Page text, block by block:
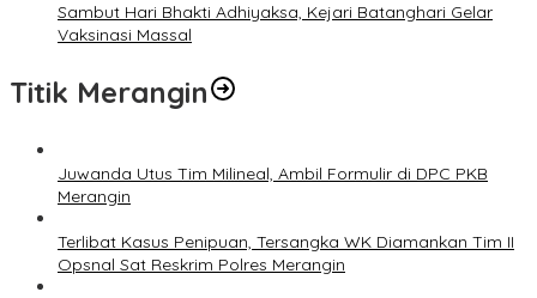
Sambut Hari Bhakti Adhiyaksa, Kejari Batanghari Gelar
Vaksinasi Massal
Titik Merangin
Juwanda Utus Tim Milineal, Ambil Formulir di DPC PKB
Merangin
Terlibat Kasus Penipuan, Tersangka WK Diamankan Tim II
Opsnal Sat Reskrim Polres Merangin